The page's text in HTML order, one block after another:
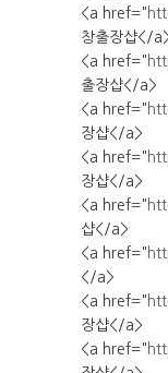
<a href="
창출장샵</
<a href="
출장샵</a>
<a href="
장샵</a>
<a href="
장샵</a>
<a href="
샵</a>
<a href="
</a>
<a href="
장샵</a>
<a href="